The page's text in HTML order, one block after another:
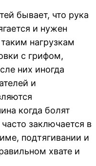
бывает, что рука
и нужен
нагрузкам
с грифом,
них иногда
и
когда болят
заключается в
подтягивании и
хвате и